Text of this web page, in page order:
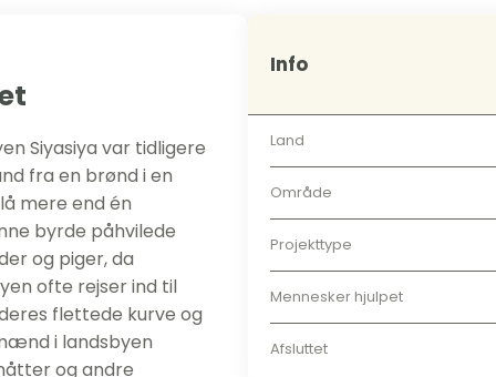
Siyasiya var tidligere
fra en brønd i en
mere end én
byrde påhvilede
og piger, da
ofte rejser ind til
flettede kurve og
i landsbyen
og andre
Info
Land
Område
Projekttype
Mennesker hjulpet
Afsluttet